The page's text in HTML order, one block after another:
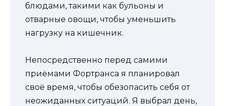
блюдами, такими как бульоны и
отварные овощи, чтобы уменьшить
нагрузку на кишечник.
Непосредственно перед самими
приёмами Фортранса я планировал
своё время, чтобы обезопасить себя от
неожиданных ситуаций. Я выбрал день,